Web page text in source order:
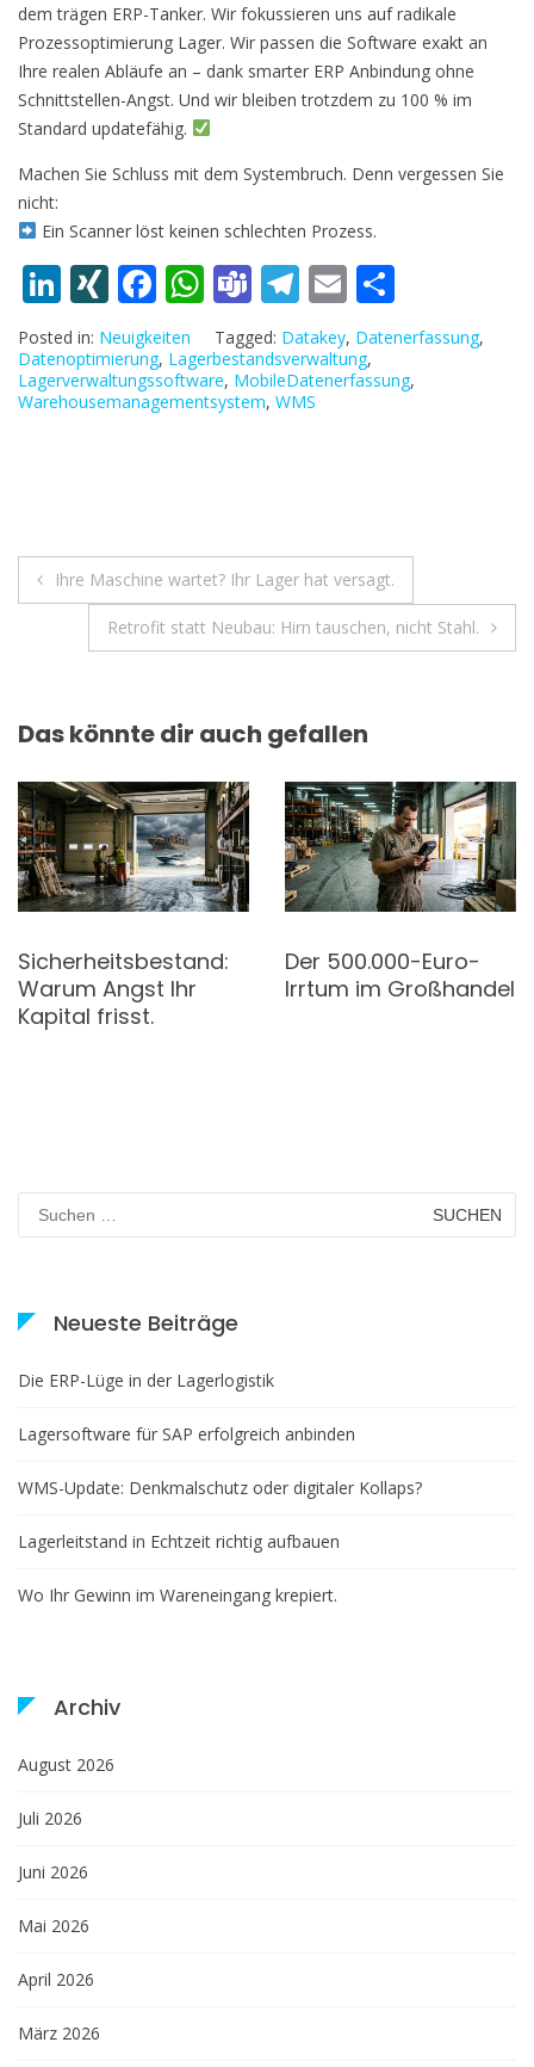
dem trägen ERP-Tanker. Wir fokussieren uns auf radikale
Prozessoptimierung Lager. Wir passen die Software exakt an
Ihre realen Abläufe an – dank smarter ERP Anbindung ohne
Schnittstellen-Angst. Und wir bleiben trotzdem zu 100 % im
Standard updatefähig.
Machen Sie Schluss mit dem Systembruch. Denn vergessen Sie
nicht:
Ein Scanner löst keinen schlechten Prozess.
Li
n
k
e
XI
N
G
F
ac
e
b
W
h
at
s
T
e
a
m
T
el
e
gr
E
m
ai
l
ei
le
n
Posted in: Neuigkeiten Tagged: Datakey, Datenerfassung,
Datenoptimierung, Lagerbestandsverwaltung,
Lagerverwaltungssoftware, MobileDatenerfassung,
Warehousemanagementsystem, WMS
Beitragsnavigation
Ihre Maschine wartet? Ihr Lager hat versagt.
Retrofit statt Neubau: Hirn tauschen, nicht Stahl.
Das könnte dir auch gefallen
Sicherheitsbestand:
Warum Angst Ihr
Kapital frisst.
Der 500.000-Euro-
Irrtum im Großhandel
Suchen
nach:
Neueste Beiträge
Die ERP-Lüge in der Lagerlogistik
Lagersoftware für SAP erfolgreich anbinden
WMS-Update: Denkmalschutz oder digitaler Kollaps?
Lagerleitstand in Echtzeit richtig aufbauen
Wo Ihr Gewinn im Wareneingang krepiert.
Archiv
August 2026
Juli 2026
Juni 2026
Mai 2026
April 2026
März 2026